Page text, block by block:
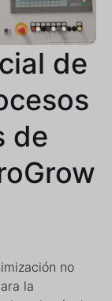
de
de
no
la